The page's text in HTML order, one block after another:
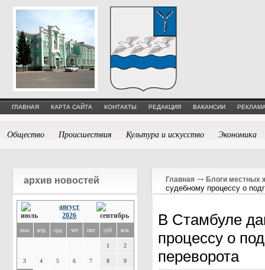
ГЛАВНАЯ КАРТА САЙТА КОНТАКТЫ РЕДАКЦИЯ ВАКАНСИИ
Общество Происшествия Культура и искусство Экономика
архив новостей
август
2026
пон втр срд чет пят суб вск
1 2
3 4 5 6 7 8 9
Главная Блоги местных
судебному процессу о
В Стамбуле
процессу о
переворота